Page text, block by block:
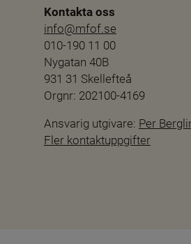
Kontakta oss
info@mfof.se
010-190 11 00
Nygatan 40B
931 31 Skellefteå
Orgnr: 202100-4169
Ansvarig utgivare: Per
Fler kontaktuppgifter